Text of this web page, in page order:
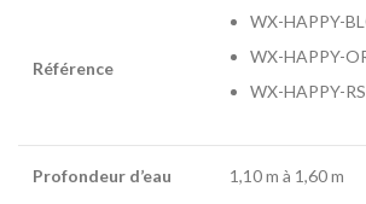
Référence
WX-HAPPY-
WX-HAPPY-
WX-HAPPY-
Profondeur d’eau 1,10 m à 1,60 m